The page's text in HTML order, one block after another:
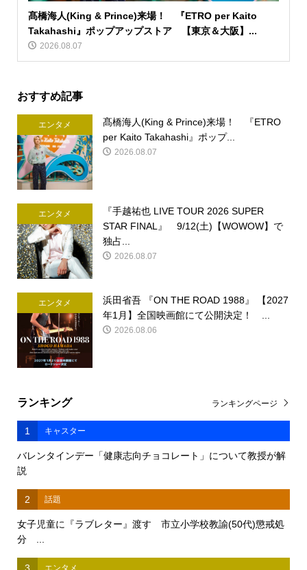
髙橋海人(King & Prince)来場！ 『ETRO per Kaito
Takahashi』ポップアップストア 【東京＆大阪】...
2026.08.07
おすすめ記事
エンタメ
髙橋海人(King & Prince)来場！ 『ETRO
per Kaito Takahashi』ポップ...
2026.08.07
エンタメ
『手越祐也 LIVE TOUR 2026 SUPER
STAR FINAL』 9/12(土)【WOWOW】で
独占...
2026.08.07
エンタメ
浜田省吾 『ON THE ROAD 1988』 【2027
年1月】全国映画館にて公開決定！ ...
2026.08.06
ランキング
1 キャスター
バレンタインデー「健康志向チョコレート」について教授が解
説
2 話題
女子児童に『ラブレター』渡す 市立小学校教諭(50代)懲戒処
分 ...
エンタメ
ランキングページ